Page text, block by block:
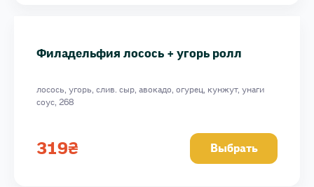
Филадельфия лосось + угорь ролл
лосось, угорь, слив. сыр, авокадо, огурец, кунжут, унаги
соус, 268
319₴ Выбрать